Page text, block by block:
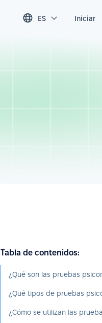
ES Iniciar
Tabla de contenidos:
¿Qué son las pruebas